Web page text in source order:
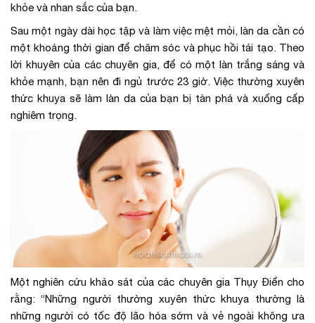
khỏe và nhan sắc của bạn.
Sau một ngày dài học tập và làm việc mệt mỏi, làn da cần có
một khoảng thời gian để chăm sóc và phục hồi tái tạo. Theo
lời khuyên của các chuyên gia, để có một làn trắng sáng và
khỏe mạnh, bạn nên đi ngủ trước 23 giờ. Việc thường xuyên
thức khuya sẽ làm làn da của bạn bị tàn phá và xuống cấp
nghiêm trọng.
Một nghiên cứu khảo sát của các chuyên gia Thụy Điển cho
rằng: “Những người thường xuyên thức khuya thường là
những người có tốc độ lão hóa sớm và vẻ ngoài không ưa